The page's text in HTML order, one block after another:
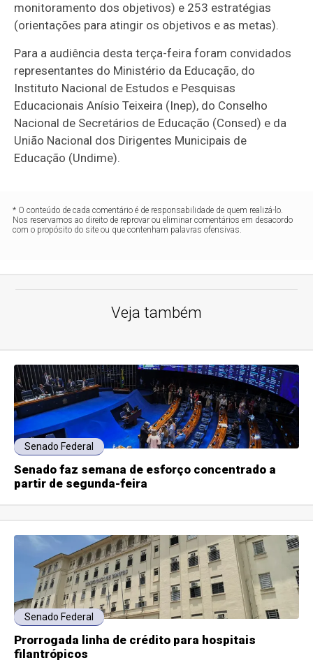
monitoramento dos objetivos) e 253 estratégias
(orientações para atingir os objetivos e as metas).
Para a audiência desta terça-feira foram convidados
representantes do Ministério da Educação, do
Instituto Nacional de Estudos e Pesquisas
Educacionais Anísio Teixeira (Inep), do Conselho
Nacional de Secretários de Educação (Consed) e da
União Nacional dos Dirigentes Municipais de
Educação (Undime).
* O conteúdo de cada comentário é de responsabilidade de quem realizá-lo.
Nos reservamos ao direito de reprovar ou eliminar comentários em desacordo
com o propósito do site ou que contenham palavras ofensivas.
Veja também
Senado Federal
Senado faz semana de esforço concentrado a
partir de segunda-feira
Senado Federal
Prorrogada linha de crédito para hospitais
filantrópicos